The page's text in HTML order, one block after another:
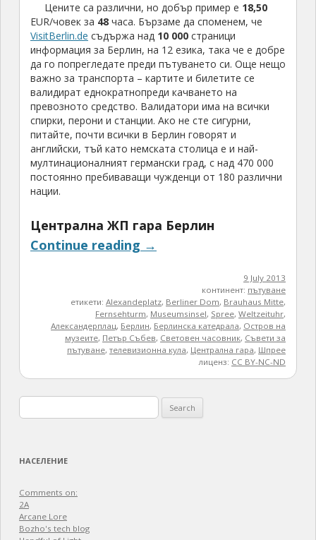
Цените са различни, но добър пример е 18,50
EUR/човек за 48часа. Бързаме да споменем, че
VisitBerlin.de съдържа над 10 000страници
информация за Берлин, на 12 езика, така че е добре
да го попрегледате преди пътуването си. Още нещо
важно за транспорта – картите и билетите се
валидират еднократнопреди качването на
превозното средство. Валидатори има на всички
спирки, перони и станции. Ако не сте сигурни,
питайте, почти всички в Берлин говорят и
английски, тъй като немската столица е и най-
мултинационалният германски град, с над 470 000
постоянно пребиваващи чужденци от 180 различни
нации.
Централна ЖП гара Берлин
Continue reading →
9 July 2013
континент: пътуване
етикети:Alexandeplatz, Berliner Dom, Brauhaus Mitte,
Fernsehturm, Museumsinsel, Spree,Weltzeituhr,
Александерплац, Берлин, Берлинска катедрала, Остров на
музеите, Петър Събев, Световен часовник, Съвети за
пътуване,телевизионна кула, Централна гара, Шпрее
лиценз: CC BY-NC-ND
for:
НАСЕЛЕНИЕ
Comments on:
2A
Arcane Lore
Bozho's tech blog